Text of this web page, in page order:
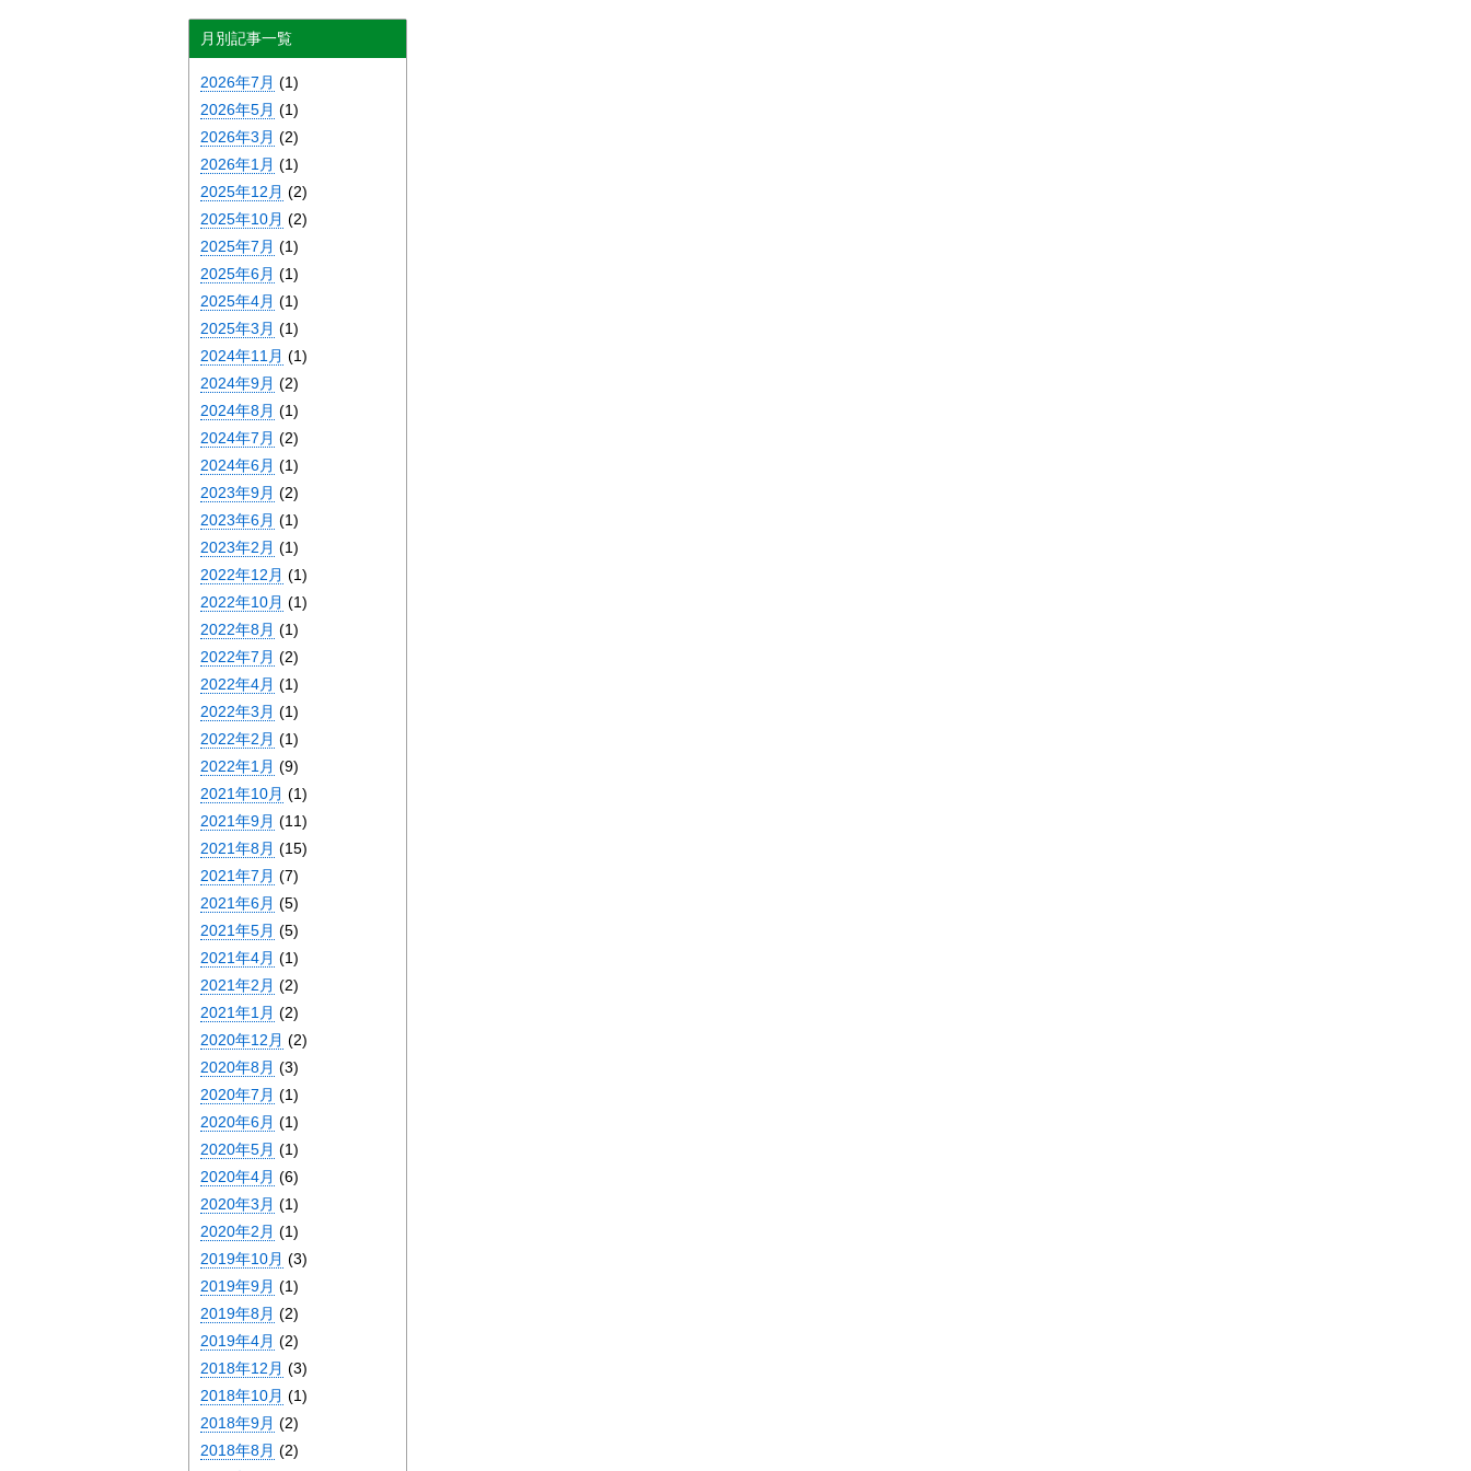
月別記事一覧
2026年7月 (1)
2026年5月 (1)
2026年3月 (2)
2026年1月 (1)
2025年12月 (2)
2025年10月 (2)
2025年7月 (1)
2025年6月 (1)
2025年4月 (1)
2025年3月 (1)
2024年11月 (1)
2024年9月 (2)
2024年8月 (1)
2024年7月 (2)
2024年6月 (1)
2023年9月 (2)
2023年6月 (1)
2023年2月 (1)
2022年12月 (1)
2022年10月 (1)
2022年8月 (1)
2022年7月 (2)
2022年4月 (1)
2022年3月 (1)
2022年2月 (1)
2022年1月 (9)
2021年10月 (1)
2021年9月 (11)
2021年8月 (15)
2021年7月 (7)
2021年6月 (5)
2021年5月 (5)
2021年4月 (1)
2021年2月 (2)
2021年1月 (2)
2020年12月 (2)
2020年8月 (3)
2020年7月 (1)
2020年6月 (1)
2020年5月 (1)
2020年4月 (6)
2020年3月 (1)
2020年2月 (1)
2019年10月 (3)
2019年9月 (1)
2019年8月 (2)
2019年4月 (2)
2018年12月 (3)
2018年10月 (1)
2018年9月 (2)
2018年8月 (2)